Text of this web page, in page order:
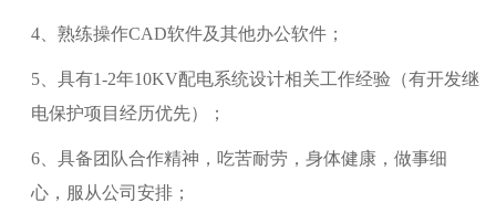
4、熟练操作CAD软件及其他办公软件；
5、具有1-2年10KV配电系统设计相关工作经验（有开发继
电保护项目经历优先）；
6、具备团队合作精神，吃苦耐劳，身体健康，做事细
心，服从公司安排；